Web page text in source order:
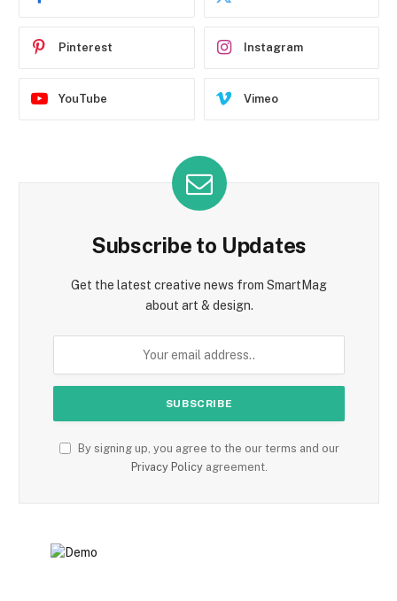
Pinterest Instagram
YouTube Vimeo
Subscribe to Updates
Get the latest creative news from SmartMag
about art & design.
By signing up, you agree to the our terms and our
Privacy Policyagreement.